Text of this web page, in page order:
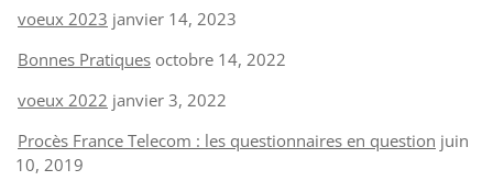
voeux 2023 janvier 14, 2023
Bonnes Pratiques octobre 14, 2022
voeux 2022 janvier 3, 2022
Procès France Telecom : les questionnaires en question juin
10, 2019